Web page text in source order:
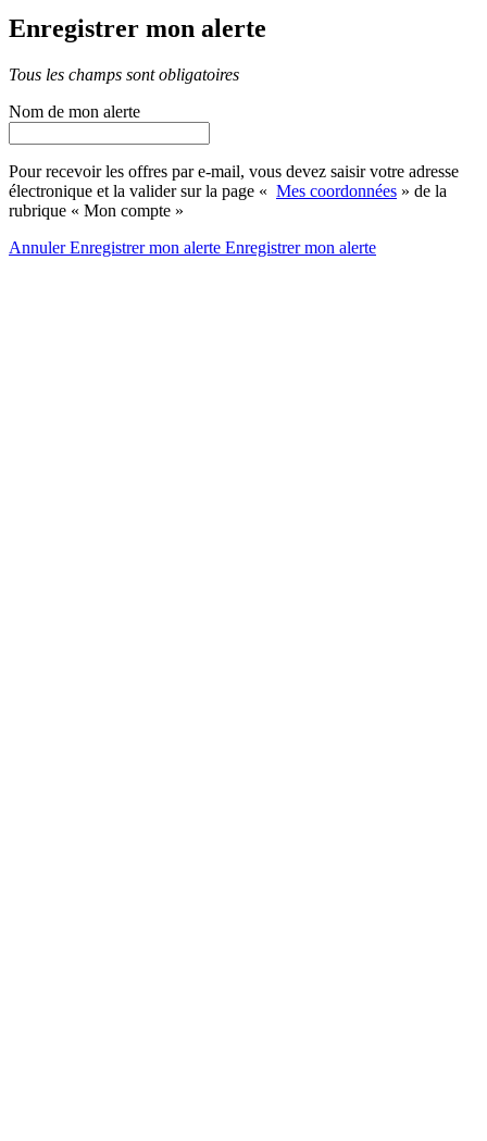
Enregistrer mon alerte
Tous les champs sont obligatoires
Nom de mon alerte
Pour recevoir les offres par e-mail, vous devez saisir votre adresse
électronique et la valider sur la page « Mes coordonnées » de la
rubrique « Mon compte »
AnnulerEnregistrer mon alerte Enregistrermon alerte